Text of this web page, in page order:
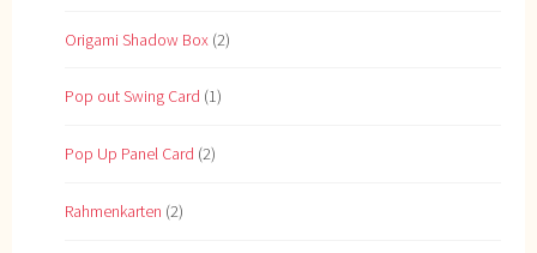
Origami Shadow Box (2)
Pop out Swing Card (1)
Pop Up Panel Card (2)
Rahmenkarten (2)